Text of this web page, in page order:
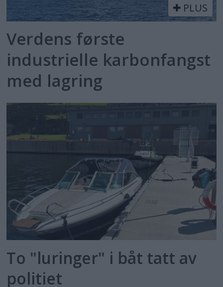
PLUS
Verdens første
industrielle karbonfangst
med lagring
To "luringer" i båt tatt av
politiet